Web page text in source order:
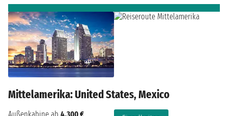
Mittelamerika: United States, Mexico